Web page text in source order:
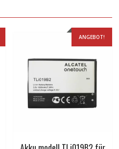
ANGEBOT!